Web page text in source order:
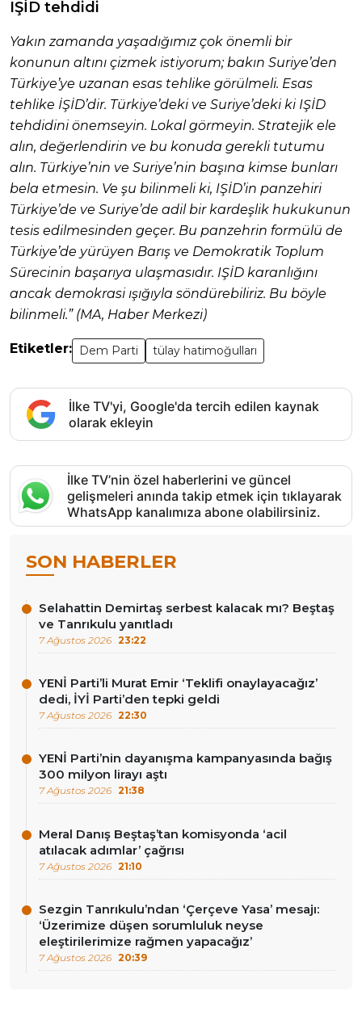
IŞİD tehdidi
Yakın zamanda yaşadığımız çok önemli bir
konunun altını çizmek istiyorum; bakın Suriye’den
Türkiye’ye uzanan esas tehlike görülmeli. Esas
tehlike İŞİD’dir. Türkiye’deki ve Suriye’deki ki IŞİD
tehdidini önemseyin. Lokal görmeyin. Stratejik ele
alın, değerlendirin ve bu konuda gerekli tutumu
alın. Türkiye’nin ve Suriye’nin başına kimse bunları
bela etmesin. Ve şu bilinmeli ki, IŞİD’in panzehiri
Türkiye’de ve Suriye’de adil bir kardeşlik hukukunun
tesis edilmesinden geçer. Bu panzehrin formülü de
Türkiye’de yürüyen Barış ve Demokratik Toplum
Sürecinin başarıya ulaşmasıdır. IŞİD karanlığını
ancak demokrasi ışığıyla söndürebiliriz. Bu böyle
bilinmeli.” (MA, Haber Merkezi)
Etiketler: Dem Parti tülay hatimoğulları
İlke TV'yi, Google'da tercih edilen kaynak
olarak ekleyin
İlke TV’nin özel haberlerini ve güncel
gelişmeleri anında takip etmek için tıklayarak
WhatsApp kanalımıza abone olabilirsiniz.
SON HABERLER
Selahattin Demirtaş serbest kalacak mı? Beştaş
ve Tanrıkulu yanıtladı
7 Ağustos 2026 23:22
YENİ Parti’li Murat Emir ‘Teklifi onaylayacağız’
dedi, İYİ Parti’den tepki geldi
7 Ağustos 2026 22:30
YENİ Parti’nin dayanışma kampanyasında bağış
300 milyon lirayı aştı
7 Ağustos 2026 21:38
Meral Danış Beştaş’tan komisyonda ‘acil
atılacak adımlar’ çağrısı
7 Ağustos 2026 21:10
Sezgin Tanrıkulu’ndan ‘Çerçeve Yasa’ mesajı:
‘Üzerimize düşen sorumluluk neyse
eleştirilerimize rağmen yapacağız’
7 Ağustos 2026 20:39